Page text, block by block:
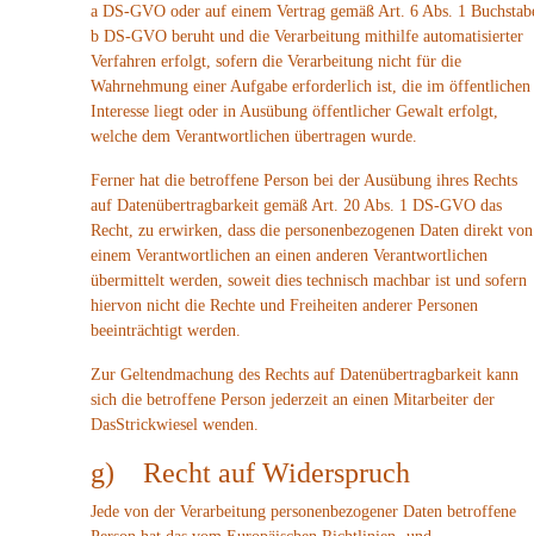
a DS-GVO oder auf einem Vertrag gemäß Art. 6 Abs. 1
b DS-GVO beruht und die Verarbeitung mithilfe automatisierter
Verfahren erfolgt, sofern die Verarbeitung nicht für die
Wahrnehmung einer Aufgabe erforderlich ist, die im öffentlichen
Interesse liegt oder in Ausübung öffentlicher Gewalt erfolgt,
welche dem Verantwortlichen übertragen wurde.
Ferner hat die betroffene Person bei der Ausübung ihres Rechts
auf Datenübertragbarkeit gemäß Art. 20 Abs. 1 DS-GVO das
Recht, zu erwirken, dass die personenbezogenen Daten direkt von
einem Verantwortlichen an einen anderen Verantwortlichen
übermittelt werden, soweit dies technisch machbar ist und sofern
hiervon nicht die Rechte und Freiheiten anderer Personen
beeinträchtigt werden.
Zur Geltendmachung des Rechts auf Datenübertragbarkeit kann
sich die betroffene Person jederzeit an einen Mitarbeiter der
DasStrickwiesel wenden.
g) Recht auf Widerspruch
Jede von der Verarbeitung personenbezogener Daten betroffene